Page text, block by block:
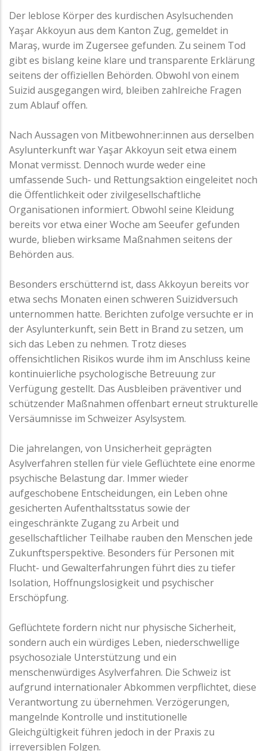
Der leblose Körper des kurdischen Asylsuchenden
Yaşar Akkoyun aus dem Kanton Zug, gemeldet in
Maraş, wurde im Zugersee gefunden. Zu seinem Tod
gibt es bislang keine klare und transparente Erklärung
seitens der offiziellen Behörden. Obwohl von einem
Suizid ausgegangen wird, bleiben zahlreiche Fragen
zum Ablauf offen.
Nach Aussagen von Mitbewohner:innen aus derselben
Asylunterkunft war Yaşar Akkoyun seit etwa einem
Monat vermisst. Dennoch wurde weder eine
umfassende Such- und Rettungsaktion eingeleitet noch
die Öffentlichkeit oder zivilgesellschaftliche
Organisationen informiert. Obwohl seine Kleidung
bereits vor etwa einer Woche am Seeufer gefunden
wurde, blieben wirksame Maßnahmen seitens der
Behörden aus.
Besonders erschütternd ist, dass Akkoyun bereits vor
etwa sechs Monaten einen schweren Suizidversuch
unternommen hatte. Berichten zufolge versuchte er in
der Asylunterkunft, sein Bett in Brand zu setzen, um
sich das Leben zu nehmen. Trotz dieses
offensichtlichen Risikos wurde ihm im Anschluss keine
kontinuierliche psychologische Betreuung zur
Verfügung gestellt. Das Ausbleiben präventiver und
schützender Maßnahmen offenbart erneut strukturelle
Versäumnisse im Schweizer Asylsystem.
Die jahrelangen, von Unsicherheit geprägten
Asylverfahren stellen für viele Geflüchtete eine enorme
psychische Belastung dar. Immer wieder
aufgeschobene Entscheidungen, ein Leben ohne
gesicherten Aufenthaltsstatus sowie der
eingeschränkte Zugang zu Arbeit und
gesellschaftlicher Teilhabe rauben den Menschen jede
Zukunftsperspektive. Besonders für Personen mit
Flucht- und Gewalterfahrungen führt dies zu tiefer
Isolation, Hoffnungslosigkeit und psychischer
Erschöpfung.
Geflüchtete fordern nicht nur physische Sicherheit,
sondern auch ein würdiges Leben, niederschwellige
psychosoziale Unterstützung und ein
menschenwürdiges Asylverfahren. Die Schweiz ist
aufgrund internationaler Abkommen verpflichtet, diese
Verantwortung zu übernehmen. Verzögerungen,
mangelnde Kontrolle und institutionelle
Gleichgültigkeit führen jedoch in der Praxis zu
irreversiblen Folgen.